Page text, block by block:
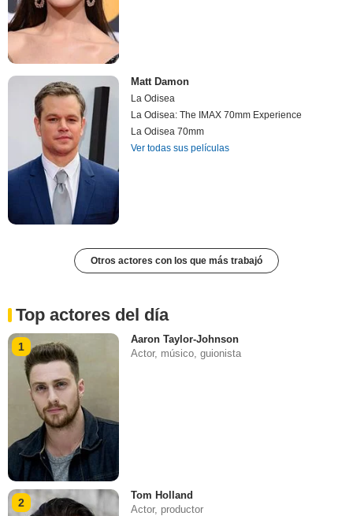
Matt Damon
La Odisea
La Odisea: The IMAX 70mm Experience
La Odisea 70mm
Ver todas sus películas
Otros actores con los que más trabajó
Top actores del día
1
Aaron Taylor-Johnson
Actor, músico, guionista
2
Tom Holland
Actor, productor